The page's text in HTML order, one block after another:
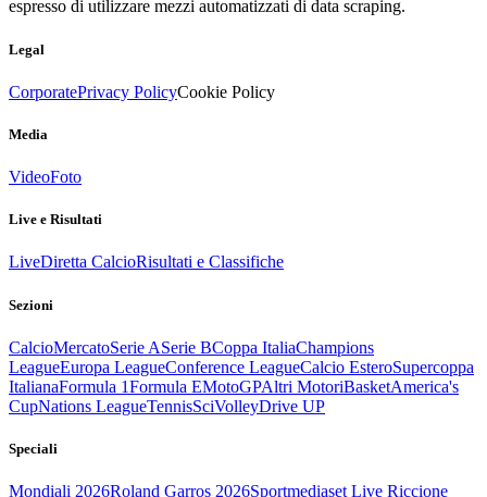
espresso di utilizzare mezzi automatizzati di data scraping.
Legal
CorporatePrivacy PolicyCookie Policy
Media
VideoFoto
Live e Risultati
LiveDiretta CalcioRisultati e Classifiche
Sezioni
CalcioMercatoSerie ASerie BCoppa ItaliaChampions
LeagueEuropa LeagueConference LeagueCalcio EsteroSupercoppa
ItalianaFormula 1Formula EMotoGPAltri MotoriBasketAmerica's
CupNations LeagueTennisSciVolleyDrive UP
Speciali
Mondiali 2026Roland Garros 2026Sportmediaset Live Riccione